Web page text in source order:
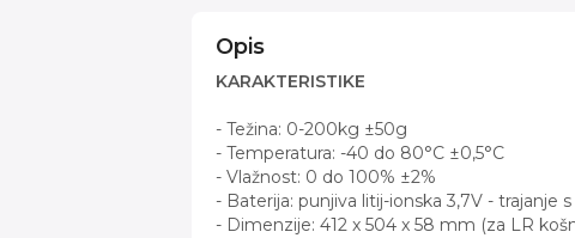
Opis
KARAKTERISTIKE
- Težina: 0-200kg ±50g
- Temperatura: -40 do 80°C ±0,5°C
- Vlažnost: 0 do 100% ±2%
- Baterija: punjiva litij-ionska 3,7V - trajanje
- Dimenzije: 412 x 504 x 58 mm (za LR